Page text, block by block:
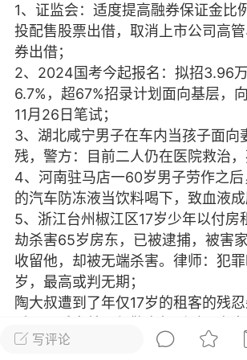
美业357 芯诗妍 卡卡
每次200金币 点
师 小熊水光
爆汗熊
脂
卡卡动能素
建术
DRYY面膜 微晶溶斑术
爆款平台 Lv.8 靓号
加盟商
26 23:18
电脑端 美业资讯
闪充小白罐
本/双效闪充，养出紧致小白脸！一、
充小白罐 = 闪充大白肌（仪器）× 草
产品）×极光嫩肤啫喱（产品）这是一
护...写评论
1、证监会：适度提高融券保证金比
投配售股票出借，取消上市公司高
券出借；
2、2024国考今起报名：拟招3.96
6.7%，超67%招录计划面向基层，
11月26日笔试；
3、湖北咸宁男子在车内当孩子面向
残，警方：目前二人仍在医院救治，
4、河南驻马店一60岁男子劳作之
的汽车防冻液当饮料喝下，致血液成
5、浙江台州椒江区17岁少年以付房
劫杀害65岁房东，已被逮捕，被害
收留他，却被无端杀害。律师：犯
岁，最高或判无期；
陶大叔遭到了年仅17岁的租客的残
离开了这个世界。而距离这一惨剧